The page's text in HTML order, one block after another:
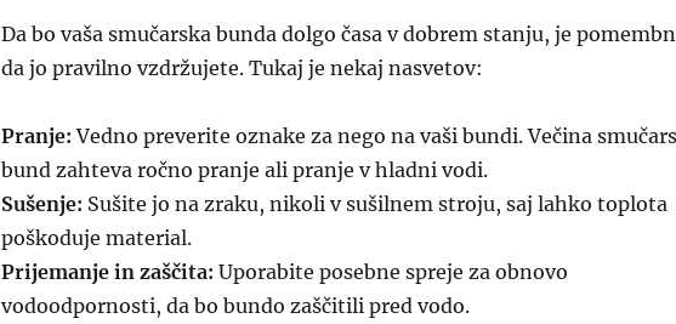
Da bo vaša smučarska bunda dolgo časa v dobrem stanju, je
da jo pravilno vzdržujete. Tukaj je nekaj nasvetov:
Pranje: Vedno preverite oznake za nego na vaši bundi. Večina
bund zahteva ročno pranje ali pranje v hladni vodi.
Sušenje: Sušite jo na zraku, nikoli v sušilnem stroju, saj lahko toplota
poškoduje material.
Prijemanje in zaščita: Uporabite posebne spreje za obnovo
vodoodpornosti, da bo bundo zaščitili pred vodo.